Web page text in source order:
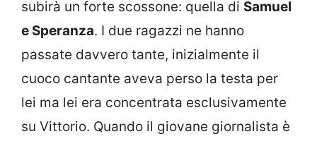
subirà un forte scossone: quella di Samuel
e Speranza. I due ragazzi ne hanno
passate davvero tante, inizialmente il
cuoco cantante aveva perso la testa per
lei ma lei era concentrata esclusivamente
su Vittorio. Quando il giovane giornalista è